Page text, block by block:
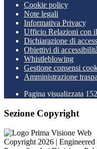
Cookie policy
Note legali
Informativa Privacy
Ufficio Relazioni con
Dichiarazione di
Obiettivi di
Whistleblowing
Gestione consensi
Amministrazione
Pagina visualizzata
Sezione Copyright
Copyright 2026 |